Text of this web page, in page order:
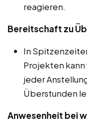
reagieren.
Bereitschaft zu
In
Projekten kann
jeder
Überstunden
Anwesenheit bei